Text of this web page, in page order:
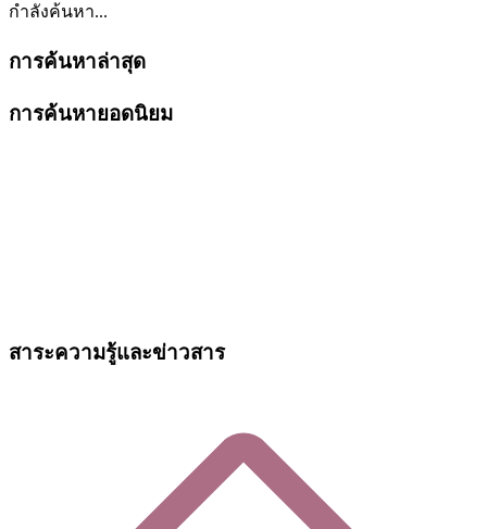
กำลังค้นหา...
การค้นหาล่าสุด
การค้นหายอดนิยม
สาระความรู้และข่าวสาร